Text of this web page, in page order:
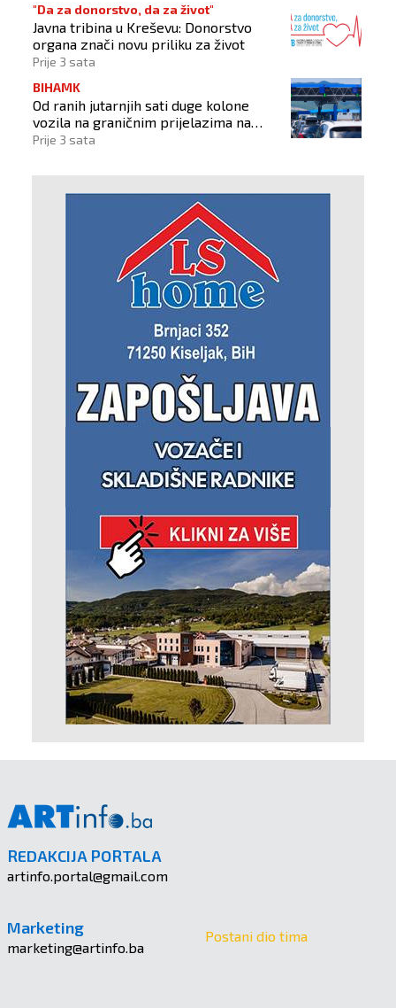
"Da za donorstvo, da za život"
Javna tribina u Kreševu: Donorstvo
organa znači novu priliku za život
Prije 3 sata
BIHAMK
Od ranih jutarnjih sati duge kolone
vozila na graničnim prijelazima na
izlazu iz BiH
Prije 3 sata
REDAKCIJA PORTALA
artinfo.portal@gmail.com
Marketing
marketing@artinfo.ba
Postani dio tima